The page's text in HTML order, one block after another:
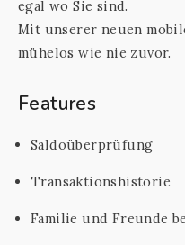
egal wo Sie sind.
Mit unserer neuen
mühelos wie nie zuvor.
Features
Saldoüberprüfung
Transaktionshistorie
Familie und Freunde